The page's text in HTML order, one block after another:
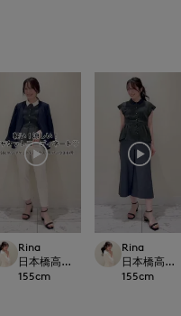
CLOSET
Rina
日本橋高島屋M Maglie le cassetto
155cm
Rina
日本橋高島
155cm